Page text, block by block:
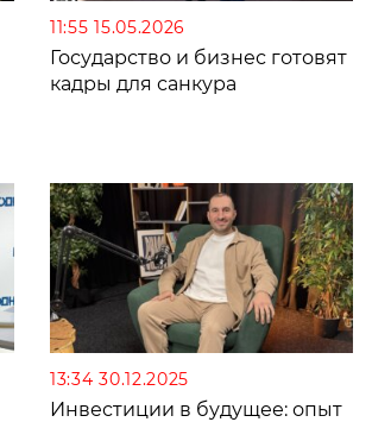
11:55 15.05.2026
Государство и бизнес готовят
кадры для санкура
13:34 30.12.2025
Инвестиции в будущее: опыт